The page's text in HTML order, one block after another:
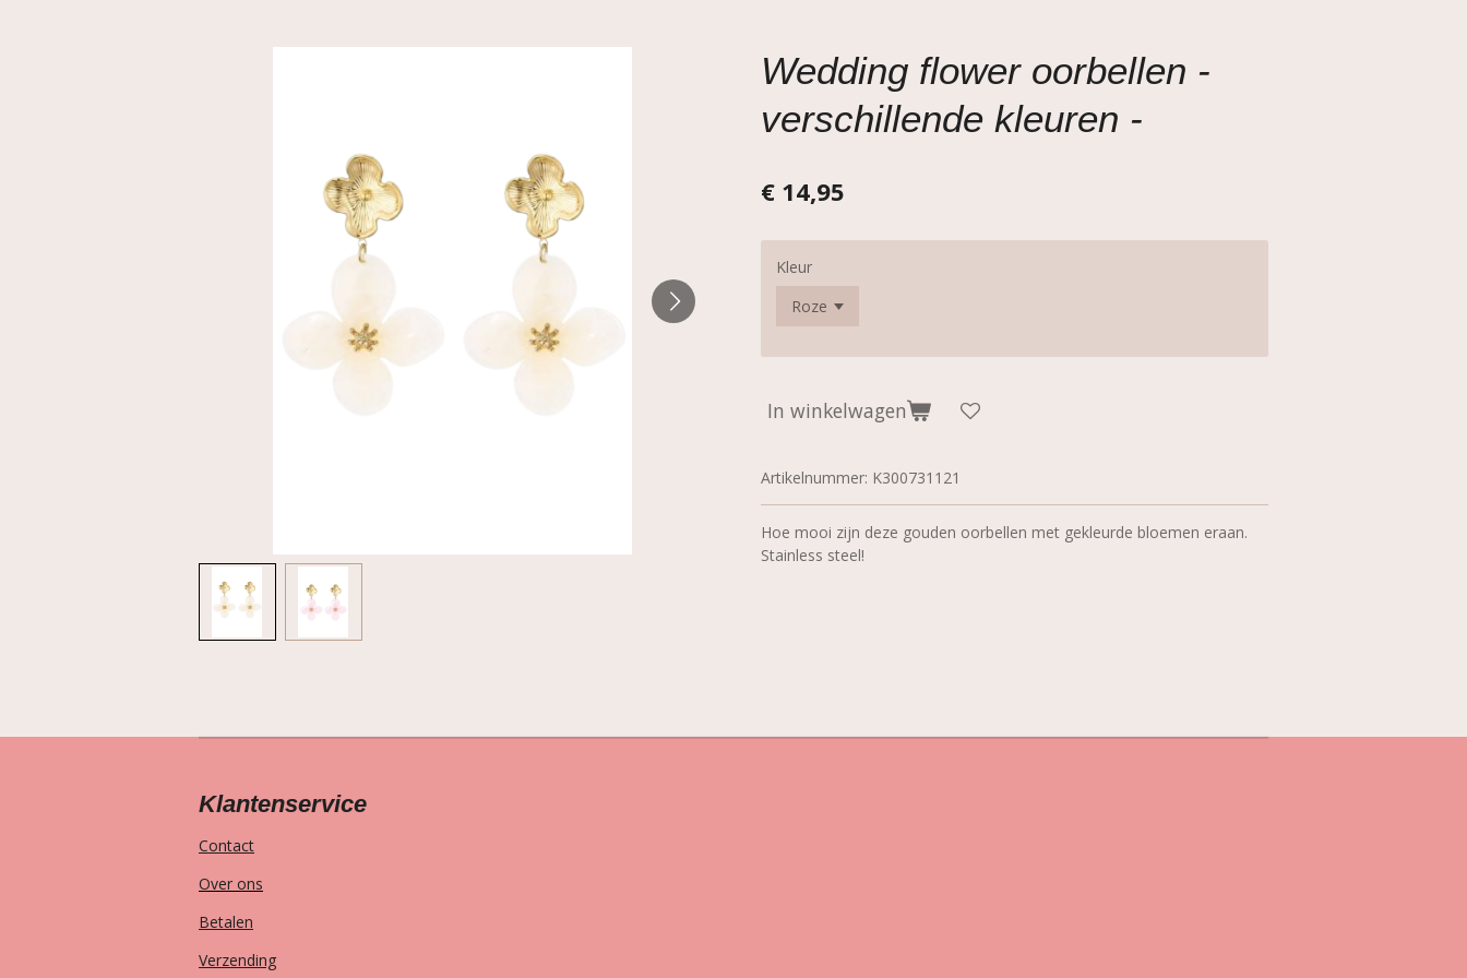
Wedding flower oorbellen -
verschillende kleuren -
€ 14,95
Kleur
In winkelwagen
Artikelnummer: K300731121
Hoe mooi zijn deze gouden oorbellen met gekleurde bloemen eraan.
Stainless steel!
Klantenservice
Contact
Over ons
Betalen
Verzending